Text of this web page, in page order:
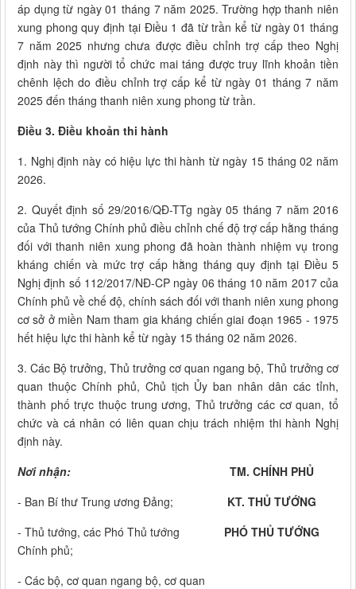
áp dụng từ ngày 01 tháng 7 năm 2025. Trường hợp thanh niên
xung phong quy định tại Điều 1 đã từ trần kể từ ngày 01 tháng
7 năm 2025 nhưng chưa được điều chỉnh trợ cấp theo Nghị
định này thì người tổ chức mai táng được truy lĩnh khoản tiền
chênh lệch do điều chỉnh trợ cấp kể từ ngày 01 tháng 7 năm
2025 đến tháng thanh niên xung phong từ trần.
Điều 3. Điều khoản thi hành
1. Nghị định này có hiệu lực thi hành từ ngày 15 tháng 02 năm
2026.
2. Quyết định số 29/2016/QĐ-TTg ngày 05 tháng 7 năm 2016
của Thủ tướng Chính phủ điều chỉnh chế độ trợ cấp hằng tháng
đối với thanh niên xung phong đã hoàn thành nhiệm vụ trong
kháng chiến và mức trợ cấp hằng tháng quy định tại Điều 5
Nghị định số 112/2017/NĐ-CP ngày 06 tháng 10 năm 2017 của
Chính phủ về chế độ, chính sách đối với thanh niên xung phong
cơ sở ở miền Nam tham gia kháng chiến giai đoạn 1965 - 1975
hết hiệu lực thi hành kể từ ngày 15 tháng 02 năm 2026.
3. Các Bộ trưởng, Thủ trưởng cơ quan ngang bộ, Thủ trưởng cơ
quan thuộc Chính phủ, Chủ tịch Ủy ban nhân dân các tỉnh,
thành phố trực thuộc trung ương, Thủ trưởng các cơ quan, tổ
chức và cá nhân có liên quan chịu trách nhiệm thi hành Nghị
định này.
Nơi nhận:
- Ban Bí thư Trung ương Đảng;
- Thủ tướng, các Phó Thủ tướng
Chính phủ;
- Các bộ, cơ quan ngang bộ, cơ quan
TM. CHÍNH PHỦ
KT. THỦ TƯỚNG
PHÓ THỦ TƯỚNG